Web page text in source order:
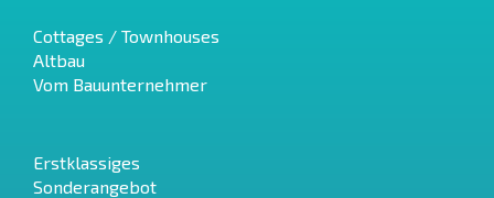
Cottages / Townhouses
Altbau
Vom Bauunternehmer
Erstklassiges
Sonderangebot